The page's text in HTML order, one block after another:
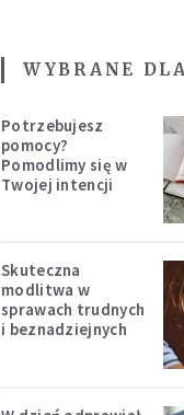
WYBRANE
Potrzebujesz
pomocy?
Pomodlimy się w
Twojej intencji
Skuteczna
modlitwa w
sprawach trudnych
i beznadziejnych